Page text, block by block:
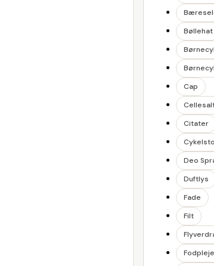
Bøllehat
Cap
Citater
Deo
Duftlys
Fade
Filt
Fodpleje